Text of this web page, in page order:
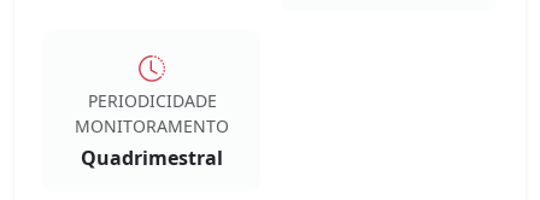
PERIODICIDADE
MONITORAMENTO
Quadrimestral